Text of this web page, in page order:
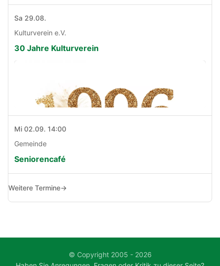
Sa 29.08.
Kulturverein e.V.
30 Jahre Kulturverein
Mi 02.09. 14:00
Gemeinde
Seniorencafé
Weitere Termine→
© Copyright 2005 - 2026